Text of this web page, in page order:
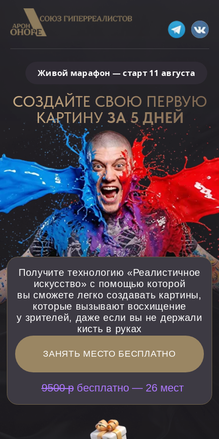
ЗАНЯТЬ МЕСТО БЕСПЛАТНО
художником и получать клиентов
на картины
Подарок за регистрацию «Эскпресс-курс»
Получите технологию «Реалистичное
искусство» с помощью которой
вы сможете легко создавать картины,
которые вызывают восхищение
у зрителей, даже если вы не держали
кисть в руках
Акция действует еще
СОЗДАЙТЕ СВОЮ ПЕРВУЮ
0 : 9 : 44
секунд
9500 рбесплатно — 26 мест